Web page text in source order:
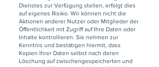
Dienstes zur Verfügung stellen, erfolgt dies
auf eigenes Risiko. Wir können nicht die
Aktionen anderer Nutzer oder Mitglieder der
Öffentlichkeit mit Zugriff auf Ihre Daten oder
Inhalte kontrollieren. Sie nehmen zur
Kenntnis und bestätigen hiermit, dass
Kopien Ihrer Daten selbst nach deren
Löschung auf zwischengespeicherten und